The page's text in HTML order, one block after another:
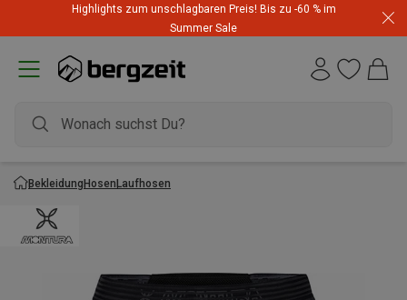
Highlights zum unschlagbaren Preis! Bis zu -60 % im
Summer Sale
BekleidungHosenLaufhosen